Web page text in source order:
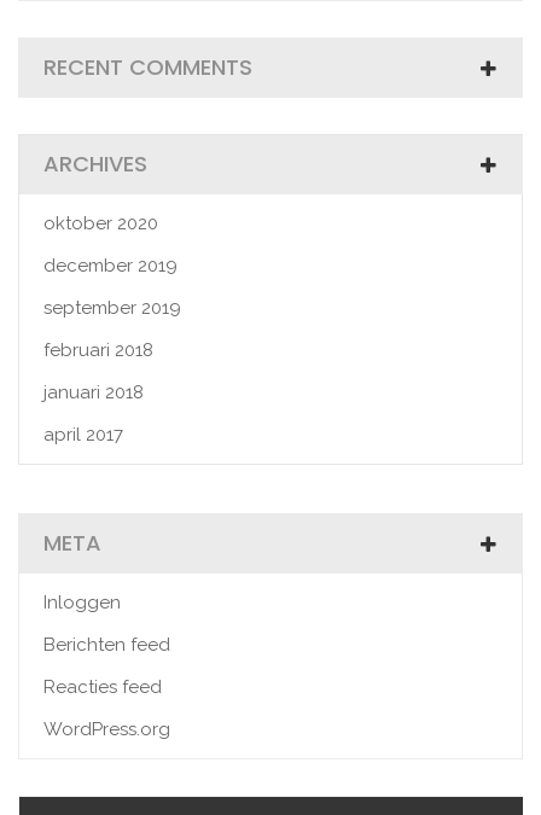
RECENT COMMENTS
ARCHIVES
oktober 2020
december 2019
september 2019
februari 2018
januari 2018
april 2017
META
Inloggen
Berichten feed
Reacties feed
WordPress.org